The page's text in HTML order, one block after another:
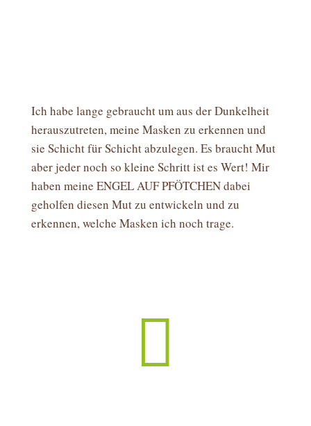
Ich habe lange gebraucht um aus der Dunkelheit
herauszutreten, meine Masken zu erkennen und
sie Schicht für Schicht abzulegen. Es braucht Mut
aber jeder noch so kleine Schritt ist es Wert! Mir
haben meine ENGEL AUF PFÖTCHEN dabei
geholfen diesen Mut zu entwickeln und zu
erkennen, welche Masken ich noch trage.
